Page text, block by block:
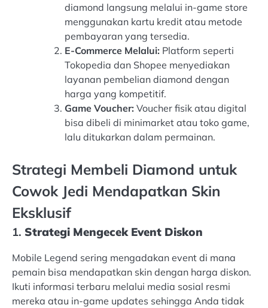
diamond langsung melalui in-game store
menggunakan kartu kredit atau metode
pembayaran yang tersedia.
E-Commerce Melalui: Platform seperti
Tokopedia dan Shopee menyediakan
layanan pembelian diamond dengan
harga yang kompetitif.
Game Voucher: Voucher fisik atau digital
bisa dibeli di minimarket atau toko game,
lalu ditukarkan dalam permainan.
Strategi Membeli Diamond untuk
Cowok Jedi Mendapatkan Skin
Eksklusif
1. Strategi Mengecek Event Diskon
Mobile Legend sering mengadakan event di mana
pemain bisa mendapatkan skin dengan harga diskon.
Ikuti informasi terbaru melalui media sosial resmi
mereka atau in-game updates sehingga Anda tidak